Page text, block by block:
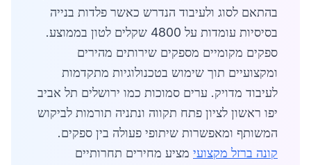
בהתאם לסוג ולעיבוד הנדרש כאשר פלדות בנייה
בסיסיות עומדות על 4800 שקלים לטון בממוצע.
ספקים מקומיים מספקים שירותים מהירים
ומקצועיים תוך שימוש בטכנולוגיות מתקדמות
לעיבוד מדויק. ערים סמוכות כמו ירושלים תל אביב
יפו ראשון לציון פתח תקווה ונתניה תורמות לביקוש
המשותף ומאפשרות שיתופי פעולה בין ספקים.
קונה ברזל מקצועי מציע מחירים תחרותיים